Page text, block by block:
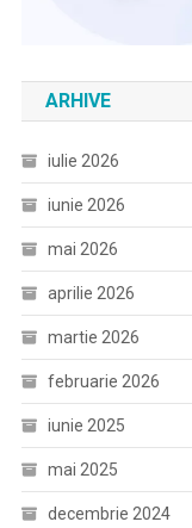
ARHIVE
iulie 2026
iunie 2026
mai 2026
aprilie 2026
martie 2026
februarie 2026
iunie 2025
mai 2025
decembrie 2024